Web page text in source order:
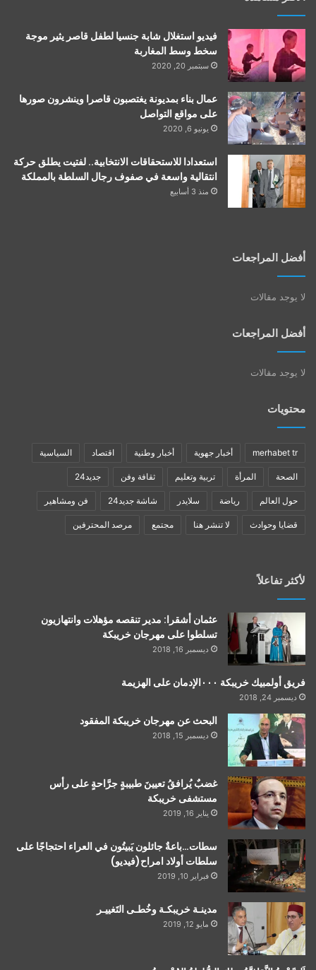
فيديو استغلال شابة جنسيا لطفل قاصر يثير موجة
سخط وسط المغاربة
سبتمبر 20, 2020
عمال بناء بمديونة يغتصبون قاصرا وينشرون صورها
على مواقع التواصل
يونيو 6, 2020
استعدادا للاستحقاقات الانتخابية.. لفتيت يطلق حركة
انتقالية واسعة في صفوف رجال السلطة بالمملكة
منذ 3 أسابيع
أفضل المراجعات
لا يوجد مقالات
أفضل المراجعات
لا يوجد مقالات
محتويات
merhabet tr أخبار جهوية أخبار وطنية اقتصاد السياسية
الصحة المرأة تربية وتعليم ثقافة وفن جديد24
حول العالم رياضة سلايدر شاشة جديد24 فن ومشاهير
قضايا وحوادث لا تنشر هنا مجتمع مرصد المحترفين
لأكثر تفاعلاً
عثمان أشقرا: مدير تنقصه مؤهلات وانتهازيون
تسلطوا على مهرجان خريبكة
ديسمبر 16, 2018
فريق أولمبيك خريبكة ٠٠٠الإدمان على الهزيمة
ديسمبر 24, 2018
البحث عن مهرجان خريبكة المفقود
ديسمبر 15, 2018
غضبٌ يُرافقُ تعيينَ طبيبةٍ جرَّاحةٍ على رأس
مستشفى خريبكة
يناير 16, 2019
سطات…باعةٌ جائلون يَبيتُون في العراء احتجاجًا على
سلطات أولاد امراح(فيديو)
فبراير 10, 2019
مدينـة خريبكـة وخُطـى التَغييـر
مايو 12, 2019